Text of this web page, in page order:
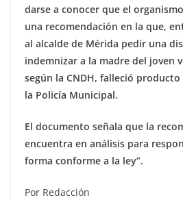
darse a conocer que el
una recomendación en la que,
al alcalde de Mérida pedir una
indemnizar a la madre del joven
según la CNDH, falleció
la Policía Municipal.
El documento señala que la
encuentra en análisis para
forma conforme a la ley”.
Por Redacción